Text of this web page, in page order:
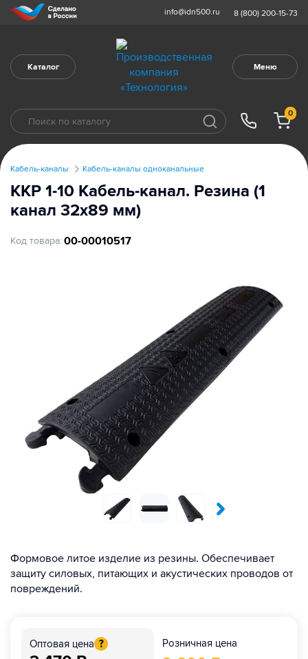
info@idn500.ru 8 (800) 200-15-73
Каталог Меню
0
Кабель-каналы Кабель-каналы одноканальные
ККР 1-10 Кабель-канал. Резина (1
канал 32х89 мм)
Код товара: 00-00010517
Формовое литое изделие из резины. Обеспечивает
защиту силовых, питающих и акустических проводов от
повреждений.
Оптовая цена ? Розничная цена